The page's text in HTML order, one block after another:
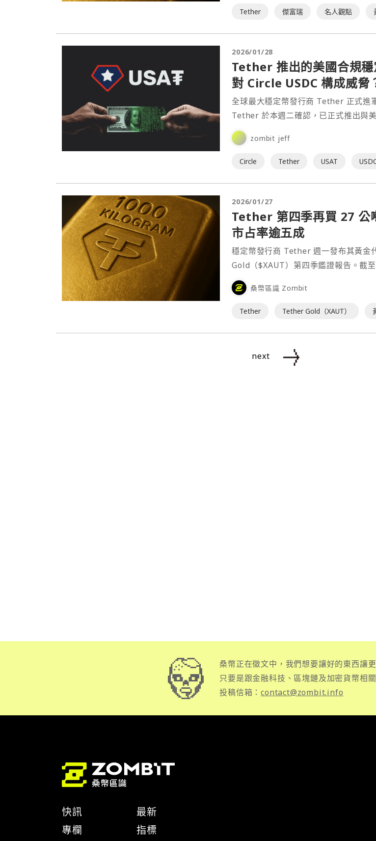
Tether 傑富瑞 名人觀點
2026/01/28
Tether 推出的美國合規
對 Circle USDC 構成威脅
全球最大穩定幣發行商 Tether 正式進
Tether 於本週二確認，已正式推出與
USAt，該產品專為美國監管環境設⋯
zombit jeff
Circle Tether USAT
2026/01/27
Tether 第四季再買 27 公
市占率逾五成
穩定幣發行商 Tether 週一發布其黃金
Gold（$XAUT）第四季鑑證報告。截
儲備總量約為 520,089 金衡盎司，總市
此外，該公司旗下基金在 2025 年第四
曝險⋯
桑幣區識 Zombit
Tether Tether Gold（XAUT）
next
桑幣正在徵文中，我們想要讓好的東西讓
只要是跟金融科技、區塊鏈及加密貨幣相
投稿信箱：contact@zombit.info
快訊
專欄
最新
指標